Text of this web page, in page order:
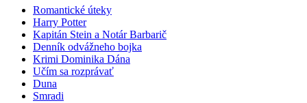
Romantické úteky
Harry Potter
Kapitán Stein a Notár Barbarič
Denník odvážneho bojka
Krimi Dominika Dána
Učím sa rozprávať
Duna
Smradi